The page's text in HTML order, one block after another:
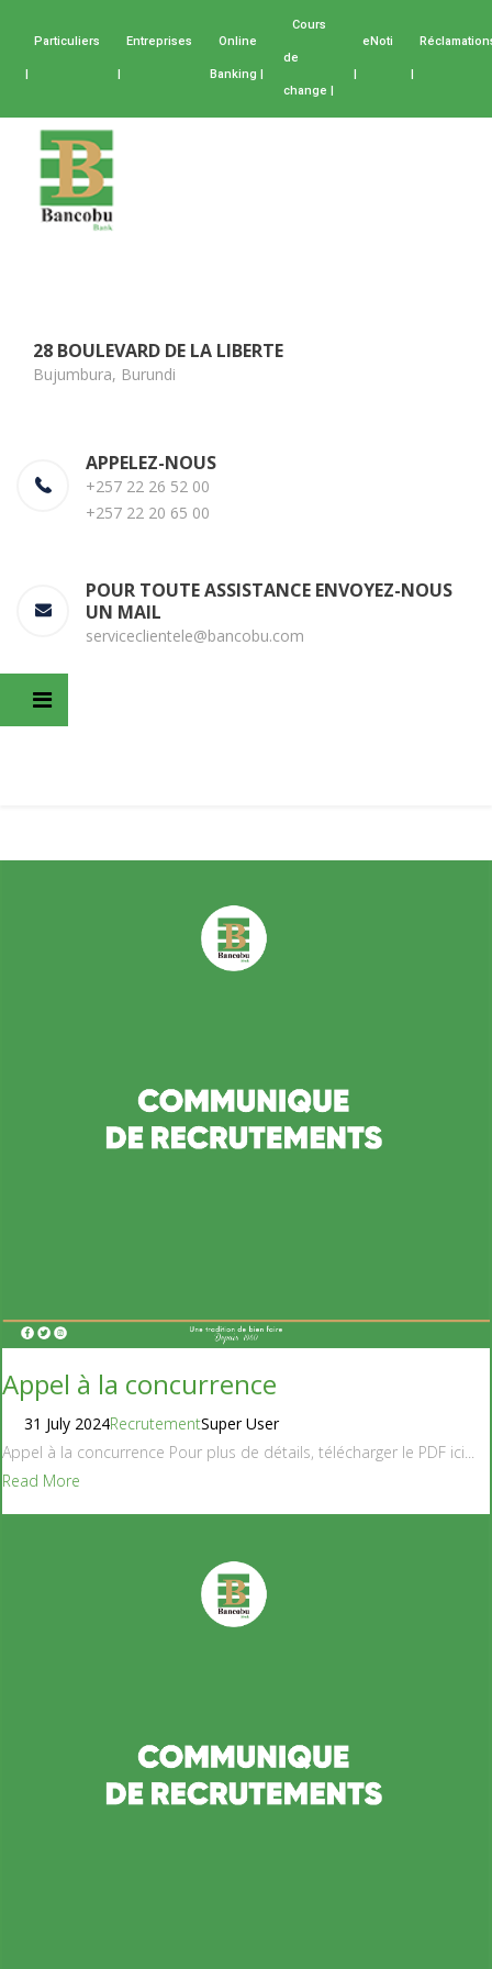
Particuliers
|
Entreprises
|
Online
Banking |
Cours
de
change |
eNoti
| |
28 BOULEVARD DE LA LIBERTE
Bujumbura, Burundi
APPELEZ-NOUS
+257 22 26 52 00
+257 22 20 65 00
POUR TOUTE ASSISTANCE ENVOYEZ-NOUS
UN MAIL
serviceclientele@bancobu.com
Appel à la concurrence
31 July 2024RecrutementSuper User
Appel à la concurrence Pour plus de détails, télécharger le PDF ici...
Read More